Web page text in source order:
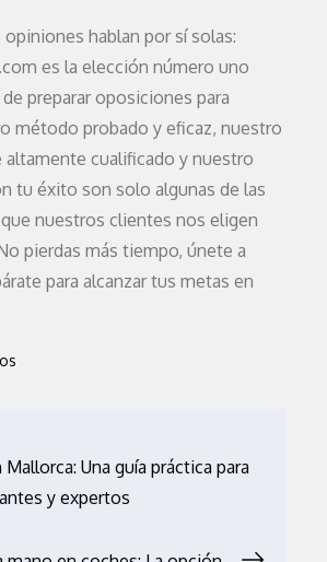
opiniones hablan por sí solas:
es la elección número uno
preparar oposiciones para
método probado y eficaz, nuestro
cualificado y nuestro
tu éxito son solo algunas de las
nuestros clientes nos eligen
pierdas más tiempo, únete a
para alcanzar tus metas en
Mallorca: Una guía práctica para
y expertos